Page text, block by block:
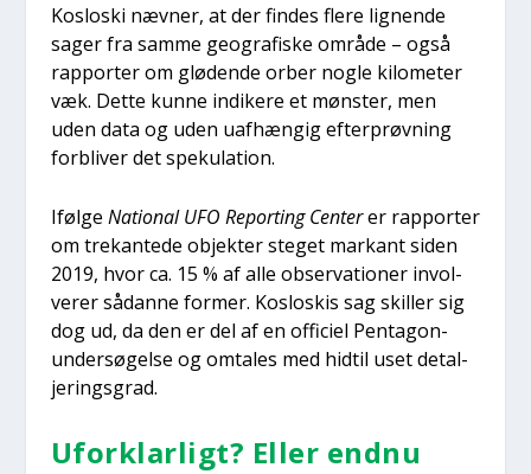
Koslo­ski næv­ner, at der fin­des fle­re lig­nen­de
sager fra sam­me geo­gra­fi­ske områ­de – også
rap­por­ter om glø­de­n­de orber nog­le kilo­me­ter
væk. Det­te kun­ne indi­ke­re et møn­ster, men
uden data og uden uaf­hæn­gig efter­prøv­ning
for­bli­ver det spe­ku­la­tion.
Iføl­ge Natio­nal UFO Repor­ting Cen­terer rap­por­ter
om tre­kan­te­de objek­ter ste­get mar­kant siden
2019, hvor ca. 15 % af alle obser­va­tio­ner invol­
ve­rer sådan­ne for­mer. Koslo­skis sag skil­ler sig
dog ud, da den er del af en offi­ci­el Pen­ta­gon-
under­sø­gel­se og omta­les med hidtil uset detal­
je­rings­grad.
Ufor­klar­ligt? Eller end­nu